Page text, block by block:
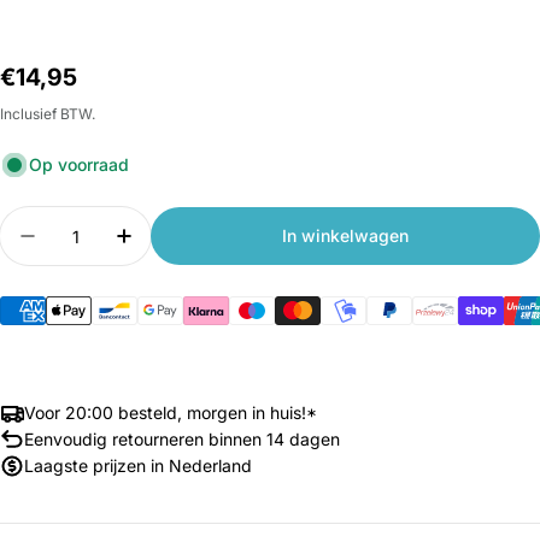
Normale
prijs
€14,95
Inclusief BTW.
Op voorraad
Aantal
Aantal verlagen voor Buitenband + binnenband
Aantal verhogen voor Buitenband +
In winkelwagen
Voor 20:00 besteld, morgen in huis!*
Eenvoudig retourneren binnen 14 dagen
Laagste prijzen in Nederland